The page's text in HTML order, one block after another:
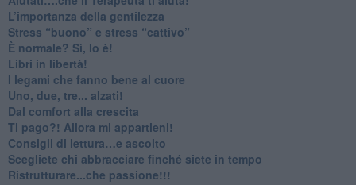
​L’importanza della gentilezza
​Stress “buono” e stress “cattivo”
​È normale? Sì, lo è!
​Libri in libertà!
​I legami che fanno bene al cuore
Uno, due, tre... alzati!​
​Dal comfort alla crescita
​Ti pago?! Allora mi appartieni!​
​Consigli di lettura…e ascolto
​Scegliete chi abbracciare finché siete in tempo
​Ristrutturare...che passione!!!